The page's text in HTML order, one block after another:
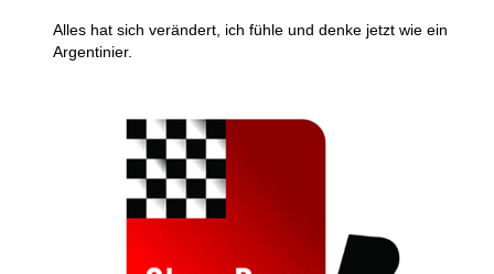
Alles hat sich verändert, ich fühle und denke jetzt wie ein
Argentinier.